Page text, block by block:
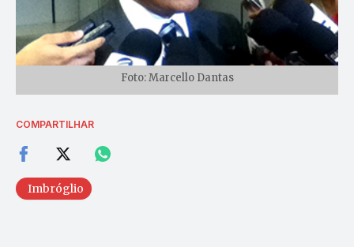
Foto: Marcello Dantas
COMPARTILHAR
Imbróglio